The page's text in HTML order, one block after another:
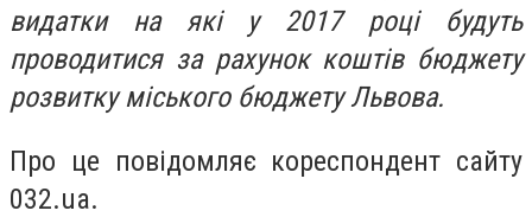
видатки на які у 2017 році будуть
проводитися за рахунок коштів бюджету
розвитку міського бюджету Львова.
Про це повідомляє кореспондент сайту
032.ua.